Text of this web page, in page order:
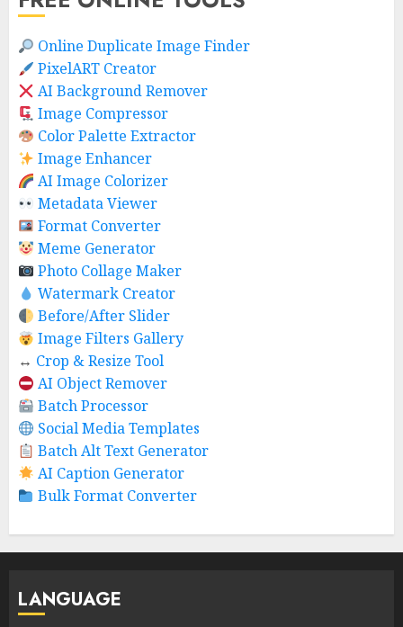
Online Duplicate Image Finder
PixelART Creator
AI Background Remover
Image Compressor
Color Palette Extractor
Image Enhancer
AI Image Colorizer
Metadata Viewer
Format Converter
Meme Generator
Photo Collage Maker
Watermark Creator
Before/After Slider
Image Filters Gallery
↔️ Crop & Resize Tool
AI Object Remover
Batch Processor
Social Media Templates
Batch Alt Text Generator
AI Caption Generator
Bulk Format Converter
LANGUAGE